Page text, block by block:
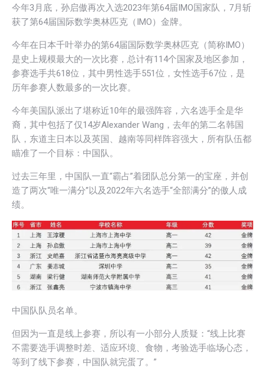
今年3月底，孙启傲再次入选2023年第64届IMO国家队，7月斩
获了第64届国际数学奥林匹克（IMO）金牌。
今年在日本千叶举办的第64届国际数学奥林匹克（简称IMO）
是史上规模最大的一次比赛，总计有114个国家及地区参加，
参赛选手共618位，其中男性选手551位，女性选手67位，是
历年参赛人数最多的一次比赛。
今年美国队派出了堪称近10年的最强阵容，六名选手全是华
裔，其中包括了仅14岁Alexander Wang，去年的第二名韩国
队，东道主日本以及英国、越南等同样阵容强大，所有队伍都
瞄准了一个目标：中国队。
过去三年里，中国队一直“霸占”着团队总分第一的宝座，并创
造了两次“唯一满分”以及2022年六名选手“全部满分”的傲人成
绩。
中国队队员名单。
但因为一直是线上参赛，所以有一小部分人质疑：“线上比赛
不需要选手调整时差、适应环境、食物，考验选手临场心态，
等到了线下参赛，中国队就完蛋了。”